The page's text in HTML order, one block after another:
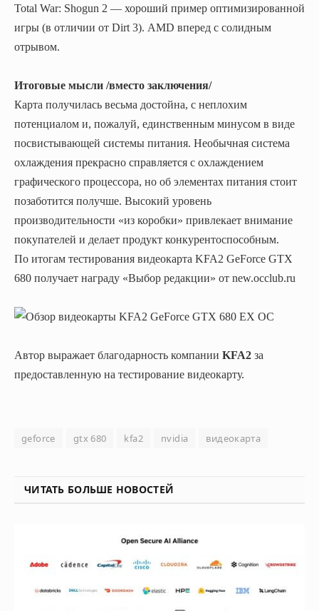
Total War: Shogun 2 — хороший пример оптимизированной
игры (в отличии от Dirt 3). AMD вперед с солидным
отрывом.
Итоговые мысли /вместо заключения/
Карта получилась весьма достойна, с неплохим
потенциалом и, пожалуй, единственным минусом в виде
посвистывающей системы питания. Необычная система
охлаждения прекрасно справляется с охлаждением
графического процессора, но об элементах питания стоит
позаботится получше. Высокий уровень
производительности «из коробки» привлекает внимание
покупателей и делает продукт конкурентоспособным.
По итогам тестирования видеокарта KFA2 GeForce GTX
680 получает награду «Выбор редакции» от new.occlub.ru
Автор выражает благодарность компании KFA2 за
предоставленную на тестирование видеокарту.
geforce gtx 680 kfa2 nvidia видеокарта
ЧИТАТЬ БОЛЬШЕ НОВОСТЕЙ